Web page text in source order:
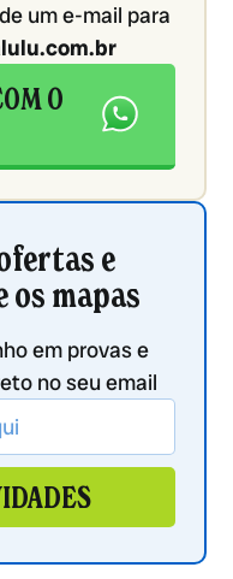
um e-mail para
O
e
os mapas
em provas e
no seu email